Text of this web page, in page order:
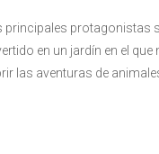
protagonistas
en un jardín en el que
las aventuras de